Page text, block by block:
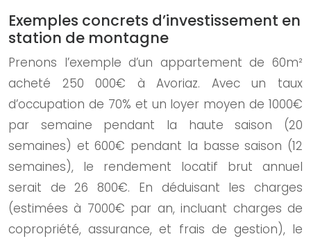
Exemples concrets d’investissement en
station de montagne
Prenons l’exemple d’un appartement de 60m²
acheté 250 000€ à Avoriaz. Avec un taux
d’occupation de 70% et un loyer moyen de 1000€
par semaine pendant la haute saison (20
semaines) et 600€ pendant la basse saison (12
semaines), le rendement locatif brut annuel
serait de 26 800€. En déduisant les charges
(estimées à 7000€ par an, incluant charges de
copropriété, assurance, et frais de gestion), le